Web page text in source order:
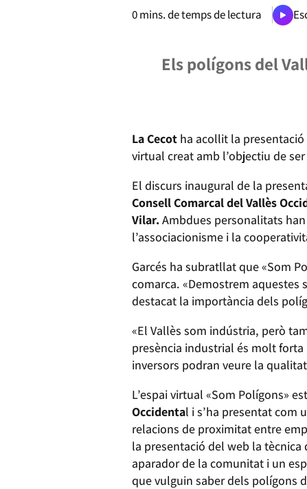
0mins. de temps de lectura
Els polígons del
La Cecot ha acollit la presentació
virtual creat amb l’objectiu de
El discurs inaugural de la
Consell Comarcal del Vallès
Vilar. Ambdues personalitats
l’associacionisme i la
Garcés ha subratllat que «Som
comarca. «Demostrem
destacat la importància dels
«El Vallès som indústria, però
presència industrial és molt
inversors podran veure la
L’espai virtual «Som Polígons»
Occidental i s’ha presentat com
relacions de proximitat entre
la presentació del web la tècnica
aparador de la comunitat i un
que vulguin saber dels polígons